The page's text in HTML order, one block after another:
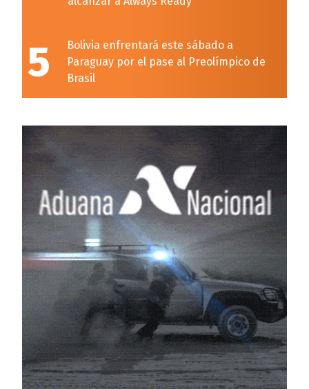
5
Bolivia enfrentará este sábado a
Paraguay por el pase al Preolímpico de
Brasil